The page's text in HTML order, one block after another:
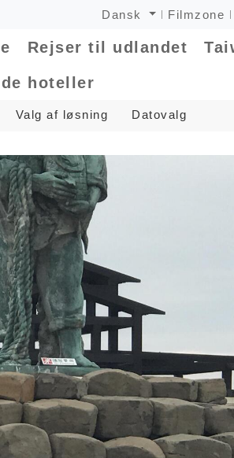
Dansk Filmzone
Rejser til udlandet
hoteller
Valg af løsning Datovalg